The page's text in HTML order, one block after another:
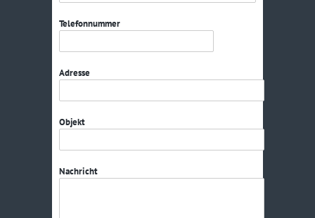
Telefonnummer
Adresse
Objekt
Nachricht